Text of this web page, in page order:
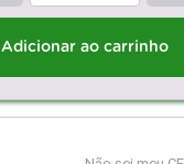
Adicionar ao carrinho